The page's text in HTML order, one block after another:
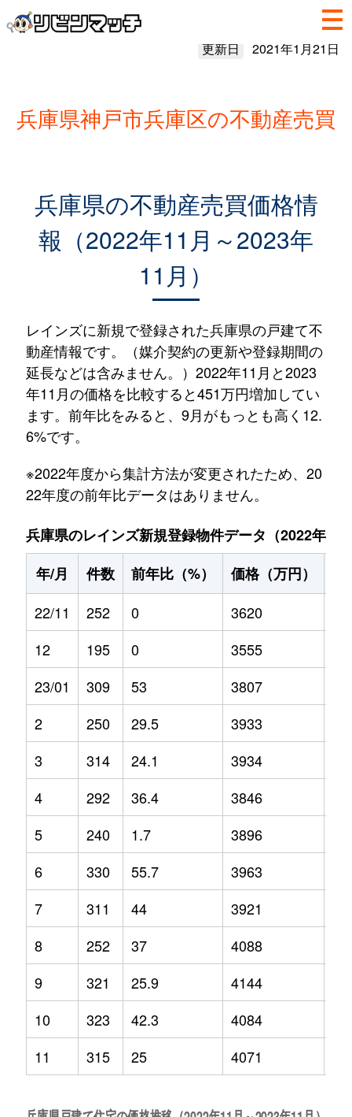
更新日 2021年1月21日
兵庫県神戸市兵庫区の不動産売買
兵庫県の不動産売買価格情
報（2022年11月～2023年
11月）
レインズに新規で登録された兵庫県の戸建て不
動産情報です。（媒介契約の更新や登録期間の
延長などは含みません。）2022年11月と2023
年11月の価格を比較すると451万円増加してい
ます。前年比をみると、9月がもっとも高く12.
6%です。
※2022年度から集計方法が変更されたため、20
22年度の前年比データはありません。
兵庫県のレインズ新規登録物件データ（2022年11
年/月
件数 前年比（%） 価格（万円）
22/11
252 0 3620
12
195 0 3555
23/01
309 53 3807
2
250 29.5 3933
3
314 24.1 3934
4
292 36.4 3846
5
240 1.7 3896
6
330 55.7 3963
7
311 44 3921
8
252 37 4088
9
321 25.9 4144
10
323 42.3 4084
11
315 25 4071